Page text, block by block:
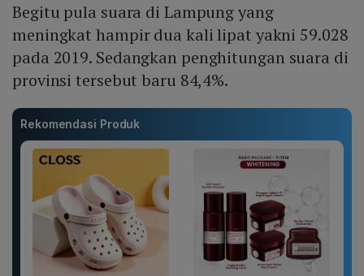
Begitu pula suara di Lampung yang
meningkat hampir dua kali lipat yakni 59.028
pada 2019. Sedangkan penghitungan suara di
provinsi tersebut baru 84,4%.
Rekomendasi Produk